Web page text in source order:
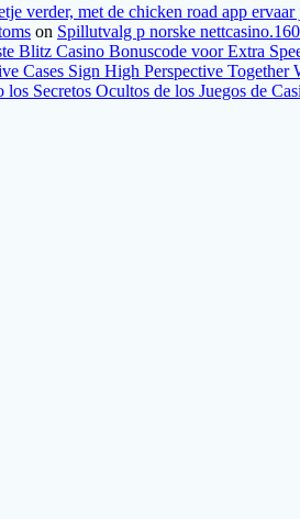
verder, met de chicken road app
on Spillutvalg p norske
Blitz Casino Bonuscode voor Extra
Cases Sign High Perspective Together
los Secretos Ocultos de los Juegos de